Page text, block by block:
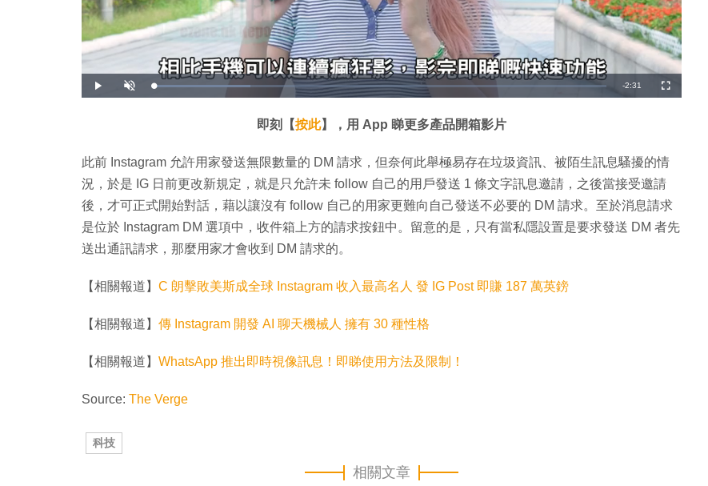
播
放
開
啟
載
入
6
%
剩
間
-2:31
全
螢
即刻【按此】，用 App 睇更多產品開箱影片
此前 Instagram 允許用家發送無限數量的 DM 請求，但奈何此舉極易存在垃圾資訊、被陌生訊息騷擾的情
況，於是 IG 日前更改新規定，就是只允許未 follow 自己的用戶發送 1 條文字訊息邀請，之後當接受邀請
後，才可正式開始對話，藉以讓沒有 follow 自己的用家更難向自己發送不必要的 DM 請求。至於消息請求
是位於 Instagram DM 選項中，收件箱上方的請求按鈕中。留意的是，只有當私隱設置是要求發送 DM 者先
送出通訊請求，那麼用家才會收到 DM 請求的。
【相關報道】 C 朗擊敗美斯成全球 Instagram 收入最高名人 發 IG Post 即賺 187 萬英鎊
【相關報道】 傳 Instagram 開發 AI 聊天機械人 擁有 30 種性格
【相關報道】 WhatsApp 推出即時視像訊息！即睇使用方法及限制！
Source: The Verge
科技
相關文章